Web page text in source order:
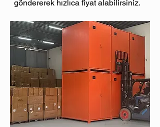
göndererek hızlıca fiyat alabilirsiniz.​